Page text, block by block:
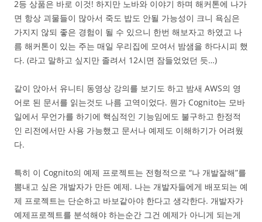
2등 상품은 바로 이것! 하지만 노바와 이야기 하며 해커톤에 나가
면 항상 괴물들이 많아서 죽도 밥도 안될 가능성이 크니 욕심은
가지지 않되 좋은 경험이 될 수 있으니 한번 해보자고 하였고 나
름 해커톤이 있는 주는 매일 우리집에 모여서 밤샘을 하다시피 했
다. (라고 말하고 싶지만 졸려서 12시면 잠들었었던 듯…)
같이 앉아서 유니티 동영상 강의를 보기도 하고 밤새 AWS의 영
어로 된 문서를 읽는것도 나름 고역이었다. 뭔가 Cognito는 모바
일에서 무언가를 하기에 핵심적인 기능임에도 불구하고 한정적
인 리전에서만 사용 가능했고 문서나 예제도 이해하기가 어려웠
다.
특히 이 Cognito의 예제 프로젝트는 전형적으로 “나 개발잘해”를
뽐내고 싶은 개발자가 만든 예제. 나는 개발자들에게 배포되는 예
제 프로젝트는 단순하고 바보같아야 한다고 생각한다. 개발자가
예제프로젝트를 분석해야 하는순간 그건 예제가 아니게 되는게